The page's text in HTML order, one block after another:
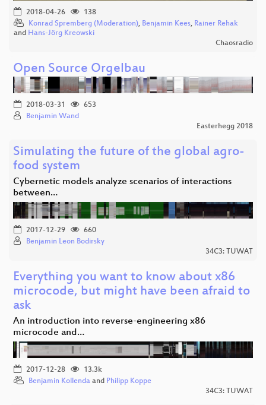
2018-04-26
138
Konrad Spremberg (Moderation), Benjamin Kees, Rainer Rehak
and Hans-Jörg Kreowski
Chaosradio
Open Source Orgelbau
2018-03-31
653
Benjamin Wand
Easterhegg 2018
Simulating the future of the global agro-
food system
Cybernetic models analyze scenarios of interactions
between…
2017-12-29
660
Benjamin Leon Bodirsky
34C3: TUWAT
Everything you want to know about x86
microcode, but might have been afraid to
ask
An introduction into reverse-engineering x86
microcode and…
2017-12-28
13.3k
Benjamin Kollenda and Philipp Koppe
34C3: TUWAT